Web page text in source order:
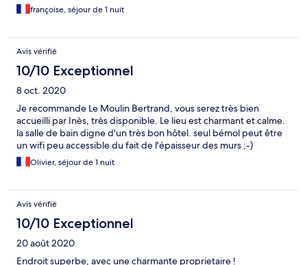
françoise, séjour de 1 nuit
Avis vérifié
10/10 Exceptionnel
8 oct. 2020
Je recommande Le Moulin Bertrand, vous serez très bien
accueilli par Inès, très disponible. Le lieu est charmant et calme.
la salle de bain digne d'un très bon hôtel. seul bémol peut être
un wifi peu accessible du fait de l'épaisseur des murs ;-)
Olivier, séjour de 1 nuit
Avis vérifié
10/10 Exceptionnel
20 août 2020
Endroit superbe, avec une charmante proprietaire !